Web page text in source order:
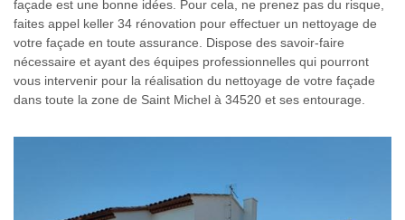
façade est une bonne idées. Pour cela, ne prenez pas du risque,
faites appel keller 34 rénovation pour effectuer un nettoyage de
votre façade en toute assurance. Dispose des savoir-faire
nécessaire et ayant des équipes professionnelles qui pourront
vous intervenir pour la réalisation du nettoyage de votre façade
dans toute la zone de Saint Michel à 34520 et ses entourage.